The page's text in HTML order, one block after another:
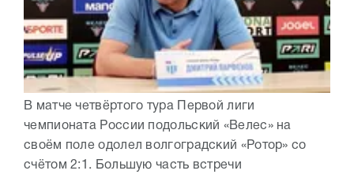
В матче четвёртого тура Первой лиги
чемпионата России подольский «Велес» на
своём поле одолел волгоградский «Ротор» со
счётом 2:1. Большую часть встречи